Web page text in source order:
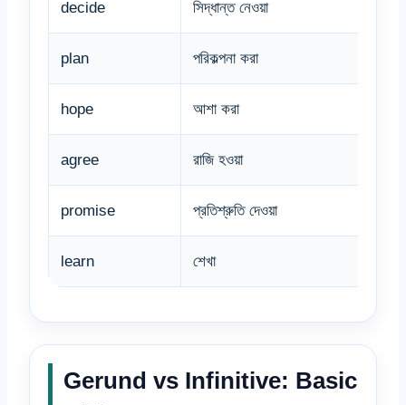
decide সিদ্ধান্ত নেওয়া
plan পরিকল্পনা করা
hope আশা করা
agree রাজি হওয়া
promise প্রতিশ্রুতি দেওয়া
learn শেখা
Gerund vs Infinitive: Basic